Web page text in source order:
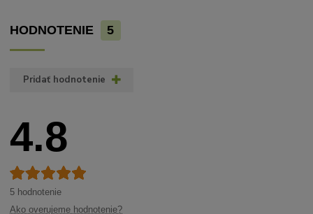
HODNOTENIE 5
Pridať hodnotenie
4.8
5 hodnotenie
Ako overujeme hodnotenie?